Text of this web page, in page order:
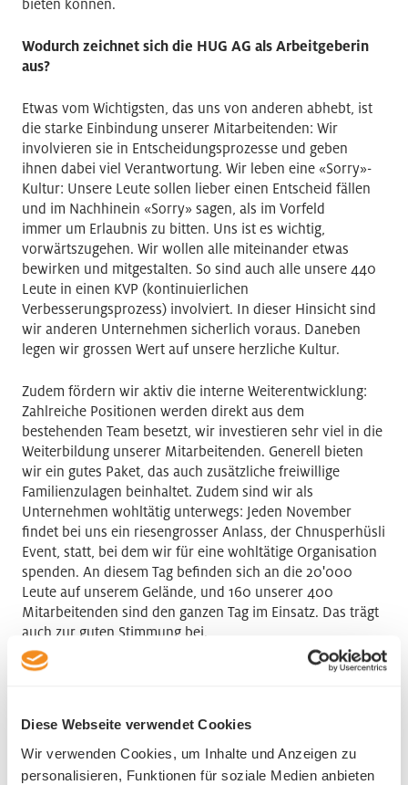
Diese Webseite verwendet Cookies
Wir verwenden Cookies, um Inhalte und Anzeigen zu
personalisieren, Funktionen für soziale Medien anbieten
Wodurch zeichnet sich die HUG AG als Arbeitgeberin
aus?
Etwas vom Wichtigsten, das uns von anderen abhebt, ist
die starke Einbindung unserer Mitarbeitenden: Wir
involvieren sie in Entscheidungsprozesse und geben
ihnen dabei viel Verantwortung. Wir leben eine «Sorry»-
Kultur: Unsere Leute sollen lieber einen Entscheid fällen
und im Nachhinein «Sorry» sagen, als im Vorfeld
immer um Erlaubnis zu bitten. Uns ist es wichtig,
vorwärtszugehen. Wir wollen alle miteinander etwas
bewirken und mitgestalten. So sind auch alle unsere 440
Leute in einen KVP (kontinuierlichen
Verbesserungsprozess) involviert. In dieser Hinsicht sind
wir anderen Unternehmen sicherlich voraus. Daneben
legen wir grossen Wert auf unsere herzliche Kultur.
Zudem fördern wir aktiv die interne Weiterentwicklung:
Zahlreiche Positionen werden direkt aus dem
bestehenden Team besetzt, wir investieren sehr viel in die
Weiterbildung unserer Mitarbeitenden. Generell bieten
wir ein gutes Paket, das auch zusätzliche freiwillige
Familienzulagen beinhaltet. Zudem sind wir als
Unternehmen wohltätig unterwegs: Jeden November
findet bei uns ein riesengrosser Anlass, der Chnusperhüsli
Event, statt, bei dem wir für eine wohltätige Organisation
spenden. An diesem Tag befinden sich an die 20'000
Leute auf unserem Gelände, und 160 unserer 400
Mitarbeitenden sind den ganzen Tag im Einsatz. Das trägt
auch zur guten Stimmung bei.
Welche Rolle spielt Nachhaltigkeit bei eurem
Nachhaltigkeit war schon immer eine
Herzensangelegenheit. Mein Vater hat bereits vor der
Jahrtausendwende unsere Rohstoffcharta gegründet. Die